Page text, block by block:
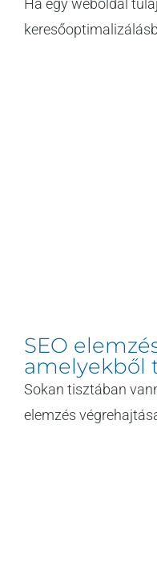
Ha egy weboldal
SEO
amelyekből
Sokan tisztában
elemzés